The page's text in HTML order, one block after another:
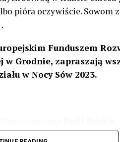
pióra oczywiście. Sowom
Funduszem
w Grodnie, zapraszają
w Nocy Sów 2023.
r. wg harmonogramu